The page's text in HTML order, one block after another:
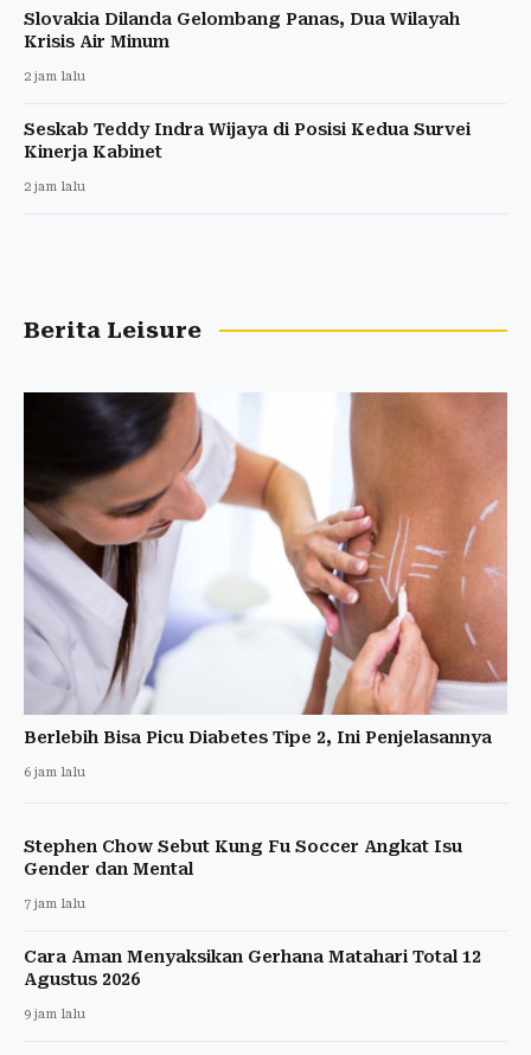
Slovakia Dilanda Gelombang Panas, Dua Wilayah
Krisis Air Minum
2 jam lalu
Seskab Teddy Indra Wijaya di Posisi Kedua Survei
Kinerja Kabinet
2 jam lalu
Berita Leisure
Berlebih Bisa Picu Diabetes Tipe 2, Ini Penjelasannya
6 jam lalu
Stephen Chow Sebut Kung Fu Soccer Angkat Isu
Gender dan Mental
7 jam lalu
Cara Aman Menyaksikan Gerhana Matahari Total 12
Agustus 2026
9 jam lalu